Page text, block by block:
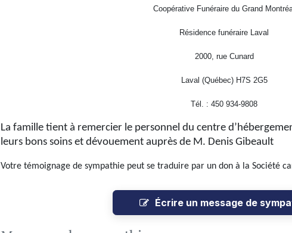
Coopérative Funéraire du Grand
Résidence funéraire Laval
2000, rue Cunard
Laval (Québec) H7S 2G5
Tél. : 450 934-9808
La famille tient à remercier le personnel du centre
leurs bons soins et dévouement auprès de M. Denis Gibeault
Votre témoignage de sympathie peut se traduire par un don à la Société
Écrire un message de